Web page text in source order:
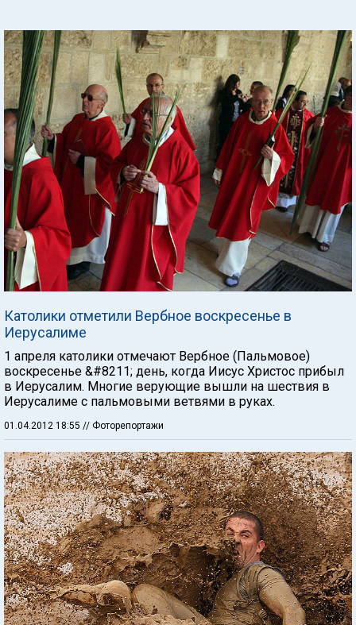
Католики отметили Вербное воскресенье в
Иерусалиме
1 апреля католики отмечают Вербное (Пальмовое)
воскресенье &#8211; день, когда Иисус Христос прибыл
в Иерусалим. Многие верующие вышли на шествия в
Иерусалиме с пальмовыми ветвями в руках.
01.04.2012 18:55 // Фоторепортажи